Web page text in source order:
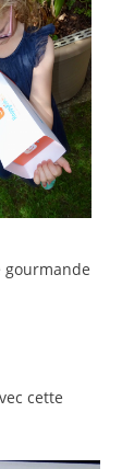
gourmande
cette